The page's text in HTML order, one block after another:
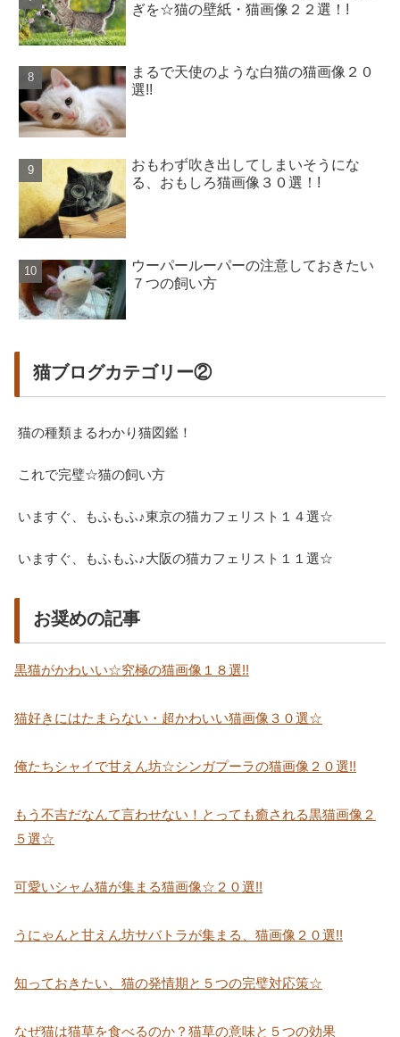
ぎを☆猫の壁紙・猫画像２２選！!
まるで天使のような白猫の猫画像２０
選!!
おもわず吹き出してしまいそうにな
る、おもしろ猫画像３０選！!
ウーパールーパーの注意しておきたい
７つの飼い方
猫ブログカテゴリー②
猫の種類まるわかり猫図鑑！
これで完璧☆猫の飼い方
いますぐ、もふもふ♪東京の猫カフェリスト１４選☆
いますぐ、もふもふ♪大阪の猫カフェリスト１１選☆
お奨めの記事
黒猫がかわいい☆究極の猫画像１８選!!
猫好きにはたまらない・超かわいい猫画像３０選☆
俺たちシャイで甘えん坊☆シンガプーラの猫画像２０選!!
もう不吉だなんて言わせない！とっても癒される黒猫画像２
５選☆
可愛いシャム猫が集まる猫画像☆２０選!!
うにゃんと甘えん坊サバトラが集まる、猫画像２０選!!
知っておきたい、猫の発情期と５つの完璧対応策☆
なぜ猫は猫草を食べるのか？猫草の意味と５つの効果